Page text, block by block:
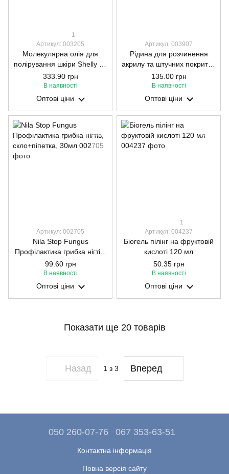
1
Артикул: 003205
Молекулярна олія для
полірування шкіри Shelly 50
мл
333.90 грн
В наявності
Оптові ціни
Артикул: 003907
Рідина для розчинення
акрилу та штучних покриттів
Jerden Proff Artificial Nail Tip
Remover. 200 мл
135.00 грн
В наявності
Оптові ціни
Артикул: 002705
Nila Stop Fungus
Профілактика грибка нігтів,
скло+піпетка, 30мл
99.60 грн
В наявності
Оптові ціни
1
Артикул: 004237
Біогель пілінг на фруктовій
кислоті 120 мл
50.35 грн
В наявності
Оптові ціни
Показати ще 20 товарів
Назад 1 з 3 Вперед
050 260-07-76 067 353-63-51
Контактна інформація
Повна версія сайту